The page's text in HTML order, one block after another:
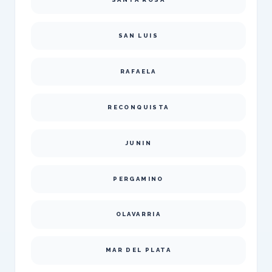
SAN LUIS
RAFAELA
RECONQUISTA
JUNIN
PERGAMINO
OLAVARRIA
MAR DEL PLATA